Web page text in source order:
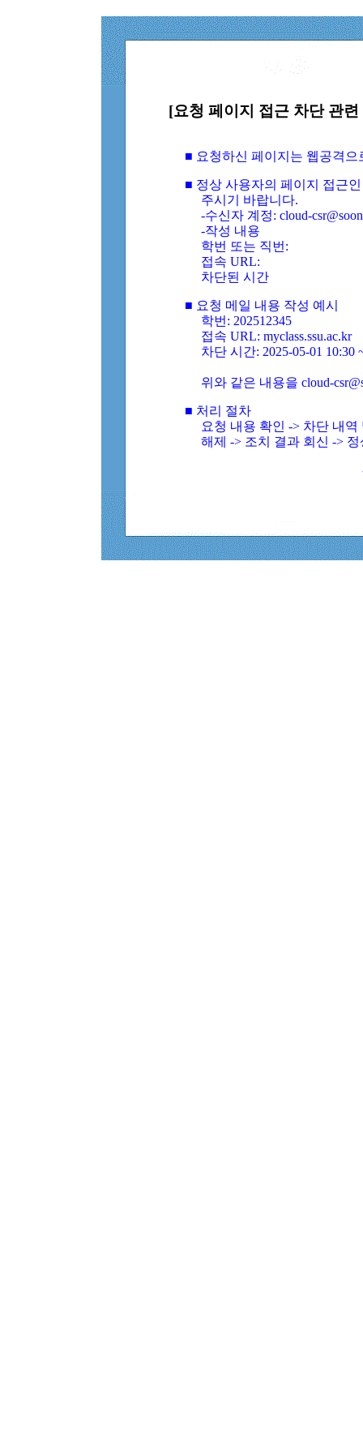
[요청 페이지 접근 차단 관
■ 요청하신 페이지는 웹공격
■ 정상 사용자의 페이지 접근
주시기 바랍니다.
-수신자 계정: cloud-
-작성 내용
학번 또는 직번:
접속 URL:
차단된 시간
■ 요청 메일 내용 작성 예시
학번: 202512345
접속 URL: myclass.ssu.ac.kr
차단 시간: 2025-05-01 10:30
위와 같은 내용을 cloud-
■ 처리 절차
요청 내용 확인 -> 차단 내
해제 -> 조치 결과 회신 ->